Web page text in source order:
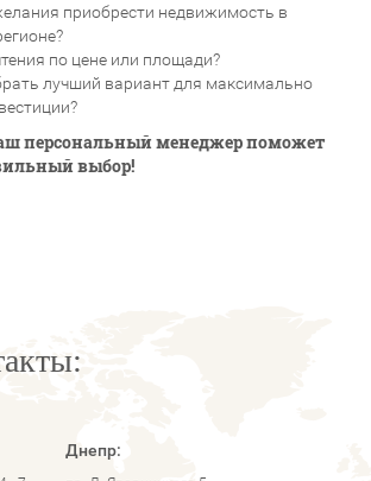
приобрести недвижимость в
по цене или площади?
лучший вариант для максимально
персональный менеджер поможет
выбор!
Днепр: